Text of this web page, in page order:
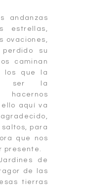
andanzas
estrellas,
ovaciones,
su
caminan
los que la
ser la
hacernos
aquí va
para
que nos
presente.
de
de las
tierras